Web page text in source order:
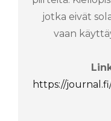
jotka eivät
vaan
https://